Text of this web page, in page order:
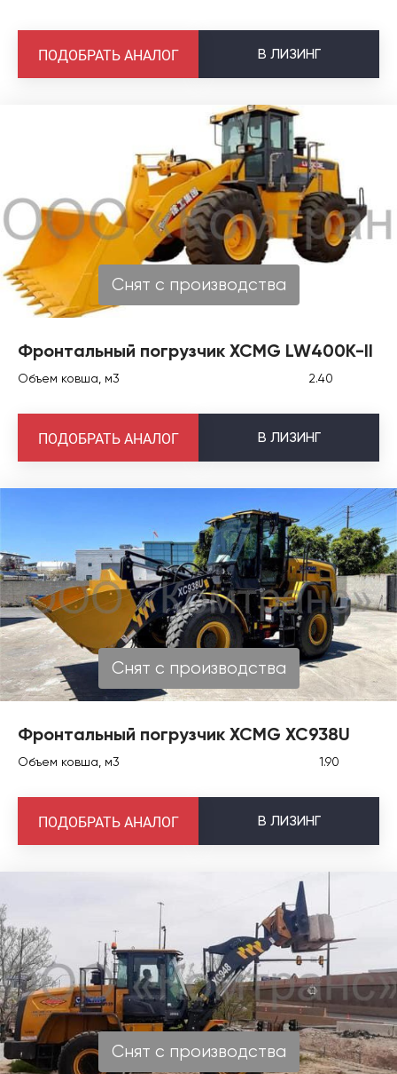
В ЛИЗИНГ
ПОДОБРАТЬ АНАЛОГ
Снят с производства
Фронтальный погрузчик XCMG LW400K-ll
Объем ковша, м3 2.40
В ЛИЗИНГ
ПОДОБРАТЬ АНАЛОГ
Снят с производства
Фронтальный погрузчик XCMG XC938U
Объем ковша, м3 1.90
В ЛИЗИНГ
ПОДОБРАТЬ АНАЛОГ
Снят с производства